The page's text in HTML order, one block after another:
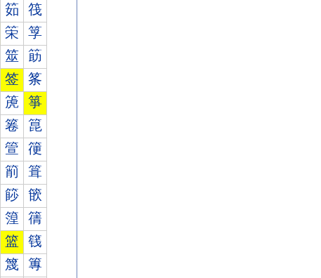
筎 筏
筞 筟
筮 筯
签 筿
箎 箏
箞 箟
箮 箯
箾 箿
篎 篏
篞 篟
篮 篯
篾 篿